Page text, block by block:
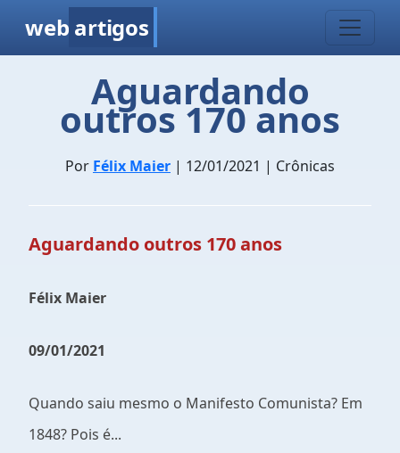
web artigos
Aguardando
outros 170 anos
Por Félix Maier | 12/01/2021 | Crônicas
Aguardando outros 170 anos
Félix Maier
09/01/2021
Quando saiu mesmo o Manifesto Comunista? Em
1848? Pois é...